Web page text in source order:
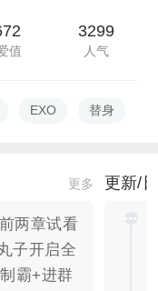
值
3299
人气
EXO 替身
更多
两章试看
子开启全
霸+进群
更新/